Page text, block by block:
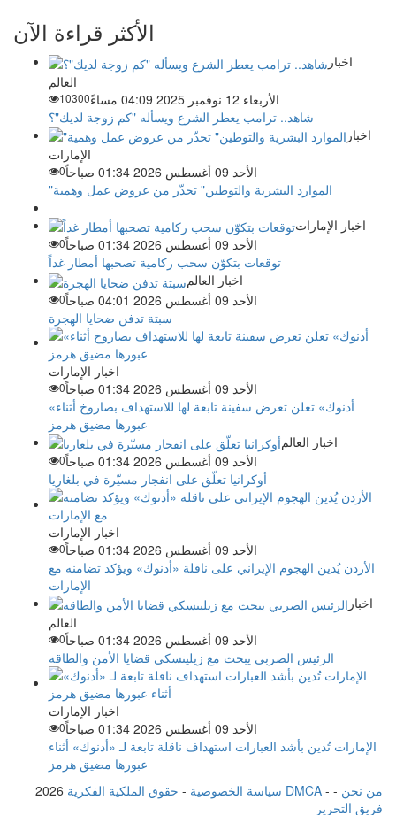
الأكثر قراءة الآن
اخبار
العالم
الأربعاء 12 نوفمبر 2025 04:09 مساءً
10300
شاهد.. ترامب يعطر الشرع ويسأله "كم زوجة لديك"؟
اخبار
الإمارات
الأحد 09 أغسطس 2026 01:34 صباحاً
0
"الموارد البشرية والتوطين" تحذّر من عروض عمل وهمية
اخبار الإمارات
الأحد 09 أغسطس 2026 01:34 صباحاً
0
توقعات بتكوّن سحب ركامية تصحبها أمطار غداً
اخبار العالم
الأحد 09 أغسطس 2026 04:01 صباحاً
0
سبتة تدفن ضحايا الهجرة
اخبار الإمارات
الأحد 09 أغسطس 2026 01:34 صباحاً
0
«أدنوك» تعلن تعرض سفينة تابعة لها للاستهداف بصاروخ أثناء
عبورها مضيق هرمز
اخبار العالم
الأحد 09 أغسطس 2026 01:34 صباحاً
0
أوكرانيا تعلّق على انفجار مسيّرة في بلغاريا
اخبار الإمارات
الأحد 09 أغسطس 2026 01:34 صباحاً
0
الأردن يُدين الهجوم الإيراني على ناقلة «أدنوك» ويؤكد تضامنه مع
الإمارات
اخبار
العالم
الأحد 09 أغسطس 2026 01:34 صباحاً
0
الرئيس الصربي يبحث مع زيلينسكي قضايا الأمن والطاقة
اخبار الإمارات
الأحد 09 أغسطس 2026 01:34 صباحاً
0
الإمارات تُدين بأشد العبارات استهداف ناقلة تابعة لـ «أدنوك» أثناء
عبورها مضيق هرمز
2026
سياسة الخصوصية - حقوق الملكية الفكرية DMCA - من نحن -
فريق التحرير